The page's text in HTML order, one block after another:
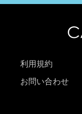
利用規約
お問い合わせ